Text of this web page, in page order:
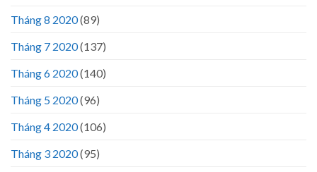
Tháng 8 2020(89)
Tháng 7 2020(137)
Tháng 6 2020(140)
Tháng 5 2020(96)
Tháng 4 2020(106)
Tháng 3 2020(95)